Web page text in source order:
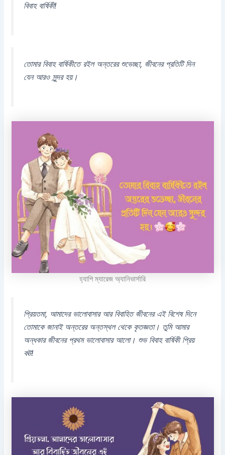
বিবাহ বার্ষিকী!
তোমার বিবাহ বার্ষিকীতে রইল অন্তরের শুভেচ্ছা, জীবনের প্রতিটি দিন
যেন আরও সুন্দর হয়।
হ্যাপি ম্যারেজ অ্যানিভার্সারি
প্রিয়তমা, আমাদের ভালোবাসার আর বিবাহিত জীবনের এই বিশেষ দিনে
তোমাকে জানাই অন্তরের অন্তস্থল থেকে কৃতজ্ঞতা। তুমি আমার
অন্ধকার জীবনের প্রথম ভালোবাসার আলো। শুভ বিবাহ বার্ষিকী প্রিয়
বঊ!